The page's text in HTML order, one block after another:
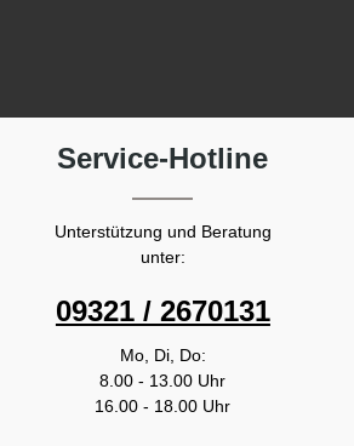
Service-Hotline
Unterstützung und Beratung
unter:
09321 / 2670131
Mo, Di, Do:
8.00 - 13.00 Uhr
16.00 - 18.00 Uhr